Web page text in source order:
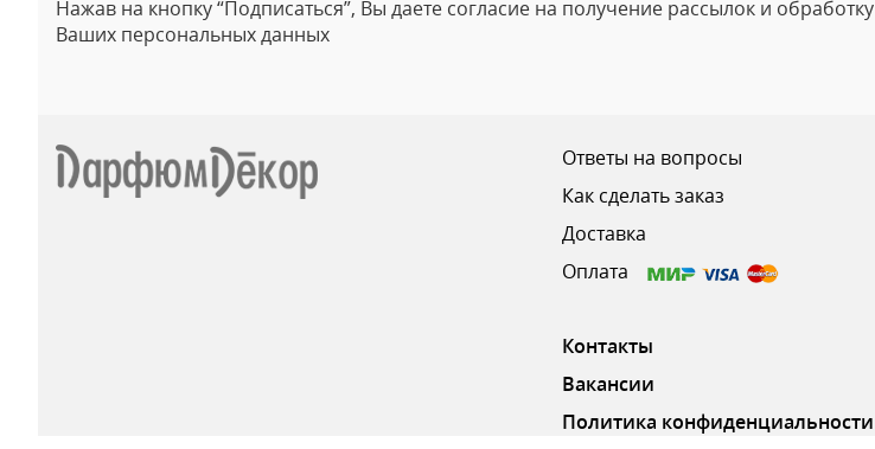
Нажав на кнопку “Подписаться”, Вы даете согласие на получение рассылок и обработку
Ваших персональных данных
Ответы на вопросы
Как сделать заказ
Доставка
Оплата
Контакты
Вакансии
Политика конфиденциальности